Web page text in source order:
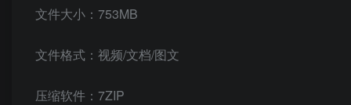
文件大小：753MB
文件格式：视频/文档/图文
压缩软件：7ZIP